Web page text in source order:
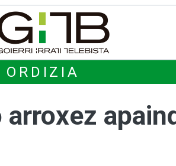
ORDIZIA